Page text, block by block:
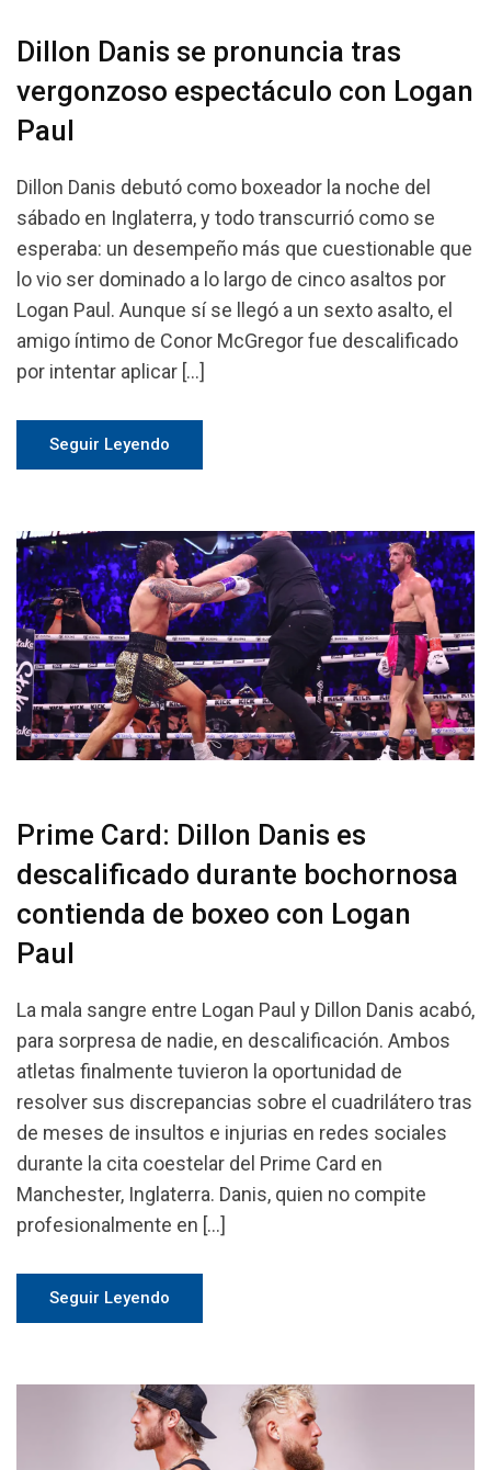
Dillon Danis se pronuncia tras
vergonzoso espectáculo con Logan
Paul
Dillon Danis debutó como boxeador la noche del
sábado en Inglaterra, y todo transcurrió como se
esperaba: un desempeño más que cuestionable que
lo vio ser dominado a lo largo de cinco asaltos por
Logan Paul. Aunque sí se llegó a un sexto asalto, el
amigo íntimo de Conor McGregor fue descalificado
por intentar aplicar […]
Seguir Leyendo
Prime Card: Dillon Danis es
descalificado durante bochornosa
contienda de boxeo con Logan
Paul
La mala sangre entre Logan Paul y Dillon Danis acabó,
para sorpresa de nadie, en descalificación. Ambos
atletas finalmente tuvieron la oportunidad de
resolver sus discrepancias sobre el cuadrilátero tras
de meses de insultos e injurias en redes sociales
durante la cita coestelar del Prime Card en
Manchester, Inglaterra. Danis, quien no compite
profesionalmente en […]
Seguir Leyendo